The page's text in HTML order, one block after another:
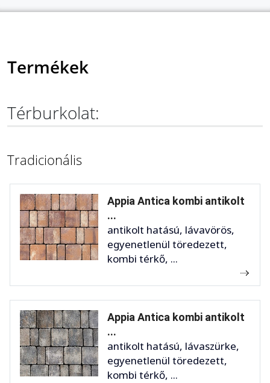
Termékek
Térburkolat:
Tradicionális
Appia Antica kombi antikolt
...
antikolt hatású, lávavörös,
egyenetlenül töredezett,
kombi térkő, ...
Appia Antica kombi antikolt
...
antikolt hatású, lávaszürke,
egyenetlenül töredezett,
kombi térkő, ...